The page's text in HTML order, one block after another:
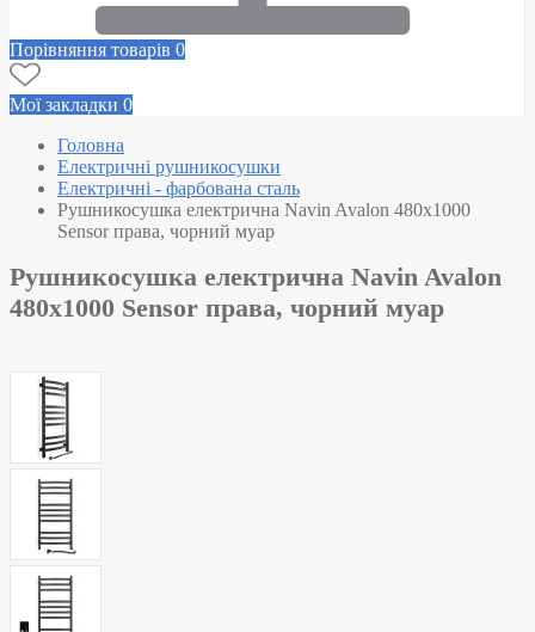
Порівняння товарів 0
Мої закладки 0
Головна
Електричні рушникосушки
Електричні - фарбована сталь
Рушникосушка електрична Navin Avalon 480х1000
Sensor права, чорний муар
Рушникосушка електрична Navin Avalon
480х1000 Sensor права, чорний муар